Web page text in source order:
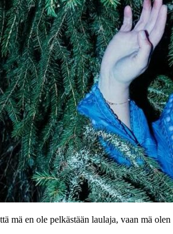
mä en ole pelkästään laulaja, vaan mä